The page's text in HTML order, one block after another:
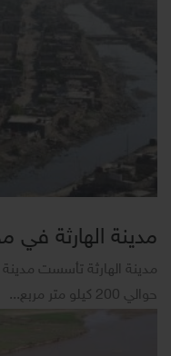
مدينة الهارثة في
حوالي 200 كيلو متر مربع...